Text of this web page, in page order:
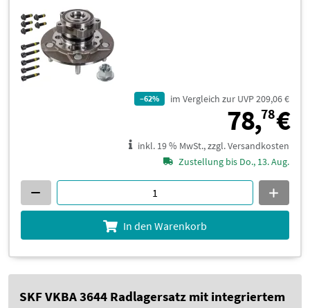
–62% im Vergleich zur UVP 209,06 €
78,78€
inkl. 19 % MwSt., zzgl. Versandkosten
Zustellung bis Do., 13. Aug.
In den Warenkorb
SKF VKBA 3644 Radlagersatz mit integriertem